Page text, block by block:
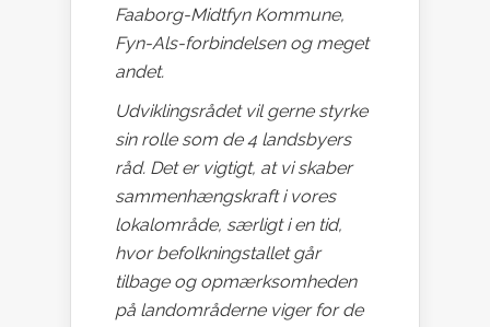
Faaborg-Midtfyn Kommune,
Fyn-Als-forbindelsen og meget
andet.
Udviklingsrådet vil gerne styrke
sin rolle som de 4 landsbyers
råd. Det er vigtigt, at vi skaber
sammenhængskraft i vores
lokalområde, særligt i en tid,
hvor befolkningstallet går
tilbage og opmærksomheden
på landområderne viger for de